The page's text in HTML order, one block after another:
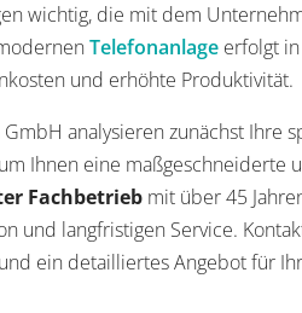
wichtig, die mit dem
Telefonanlage erfolgt
und erhöhte Produktivität.
analysieren zunächst Ihre
Ihnen eine maßgeschneiderte
Fachbetrieb mit über 45
und langfristigen Service.
ein detailliertes Angebot für